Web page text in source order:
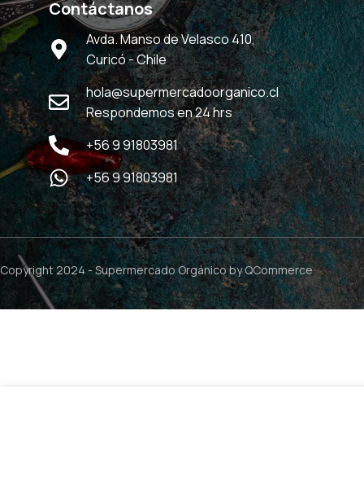
Contáctanos
Avda. Manso de Velasco 410,
Curicó - Chile
hola@supermercadoorganico.cl
Respondemos en 24 hrs
+56 9 91803981
+56 9 91803981
Copyright 2024 -Supermercado Orgánicoby QCommerce